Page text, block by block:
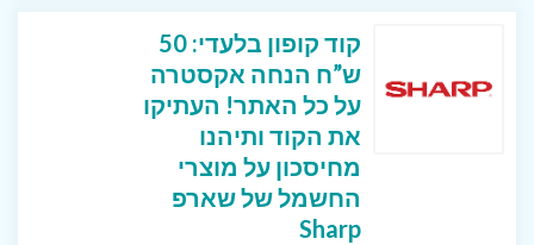
קוד קופון בלעדי: 50
ש”ח הנחה אקסטרה
על כל האתר! העתיקו
את הקוד ותיהנו
מחיסכון על מוצרי
החשמל של שארפ
Sharp